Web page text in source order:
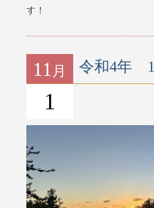
す！
11 月
1
令和4年